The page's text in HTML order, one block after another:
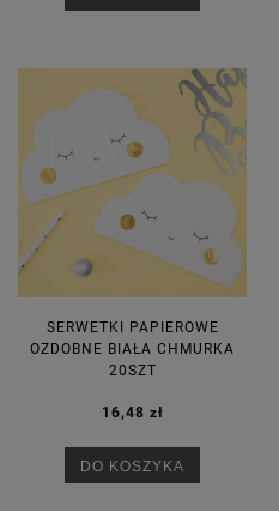
SERWETKI PAPIEROWE
OZDOBNE BIAŁA CHMURKA
20SZT
16,48 zł
DO KOSZYKA